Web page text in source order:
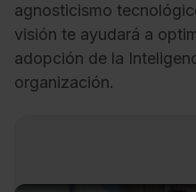
agnosticismo
visión te ayudará a
adopción de la
organización.